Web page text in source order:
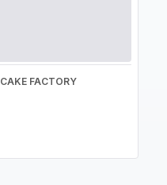
CAKE FACTORY